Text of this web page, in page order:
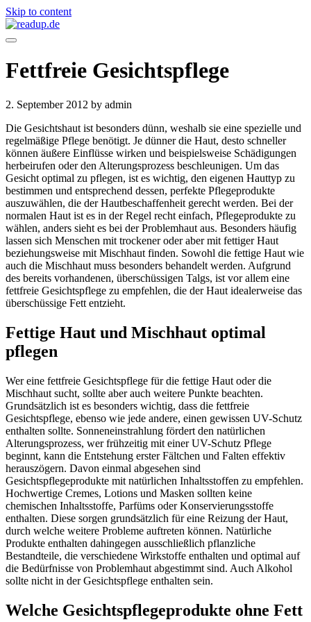
Skip to content
Fettfreie Gesichtspflege
2. September 2012 by admin
Die Gesichtshaut ist besonders dünn, weshalb sie eine spezielle und
regelmäßige Pflege benötigt. Je dünner die Haut, desto schneller
können äußere Einflüsse wirken und beispielsweise Schädigungen
herbeirufen oder den Alterungsprozess beschleunigen. Um das
Gesicht optimal zu pflegen, ist es wichtig, den eigenen Hauttyp zu
bestimmen und entsprechend dessen, perfekte Pflegeprodukte
auszuwählen, die der Hautbeschaffenheit gerecht werden. Bei der
normalen Haut ist es in der Regel recht einfach, Pflegeprodukte zu
wählen, anders sieht es bei der Problemhaut aus. Besonders häufig
lassen sich Menschen mit trockener oder aber mit fettiger Haut
beziehungsweise mit Mischhaut finden. Sowohl die fettige Haut wie
auch die Mischhaut muss besonders behandelt werden. Aufgrund
des bereits vorhandenen, überschüssigen Talgs, ist vor allem eine
fettfreie Gesichtspflege zu empfehlen, die der Haut idealerweise das
überschüssige Fett entzieht.
Fettige Haut und Mischhaut optimal
pflegen
Wer eine fettfreie Gesichtspflege für die fettige Haut oder die
Mischhaut sucht, sollte aber auch weitere Punkte beachten.
Grundsätzlich ist es besonders wichtig, dass die fettfreie
Gesichtspflege, ebenso wie jede andere, einen gewissen UV-Schutz
enthalten sollte. Sonneneinstrahlung fördert den natürlichen
Alterungsprozess, wer frühzeitig mit einer UV-Schutz Pflege
beginnt, kann die Entstehung erster Fältchen und Falten effektiv
herauszögern. Davon einmal abgesehen sind
Gesichtspflegeprodukte mit natürlichen Inhaltsstoffen zu empfehlen.
Hochwertige Cremes, Lotions und Masken sollten keine
chemischen Inhaltsstoffe, Parfüms oder Konservierungsstoffe
enthalten. Diese sorgen grundsätzlich für eine Reizung der Haut,
durch welche weitere Probleme auftreten können. Natürliche
Produkte enthalten dahingegen ausschließlich pflanzliche
Bestandteile, die verschiedene Wirkstoffe enthalten und optimal auf
die Bedürfnisse von Problemhaut abgestimmt sind. Auch Alkohol
sollte nicht in der Gesichtspflege enthalten sein.
Welche Gesichtspflegeprodukte ohne Fett